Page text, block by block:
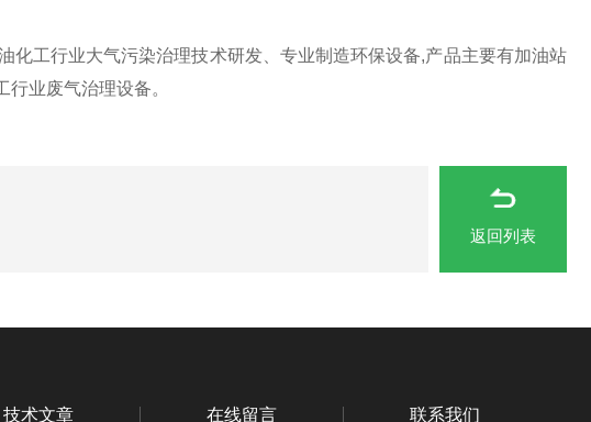
化工行业大气污染治理技术研发、专业制造环保设备,产品主要有加油站
业废气治理设备。
返回列表
技术文章 在线留言 联系我们